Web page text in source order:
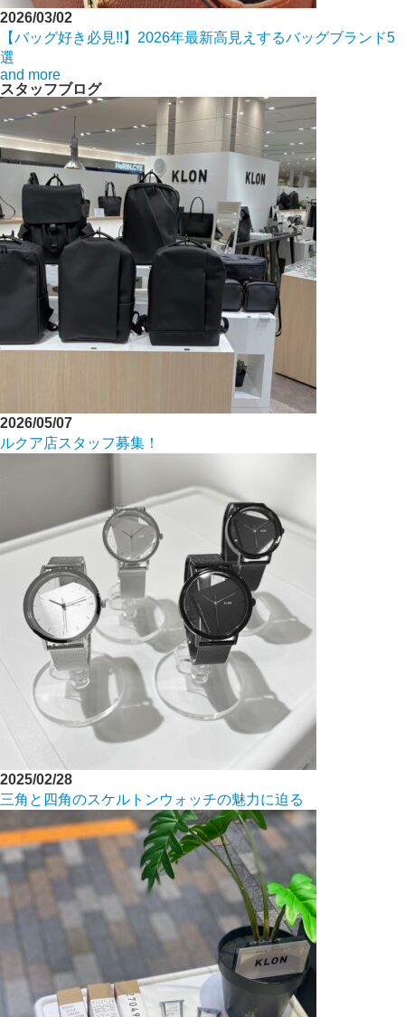
2026/03/02
【バッグ好き必見!!】2026年最新高見えするバッグブランド5
選
and more
スタッフブログ
2026/05/07
ルクア店スタッフ募集！
2025/02/28
三角と四角のスケルトンウォッチの魅力に迫る